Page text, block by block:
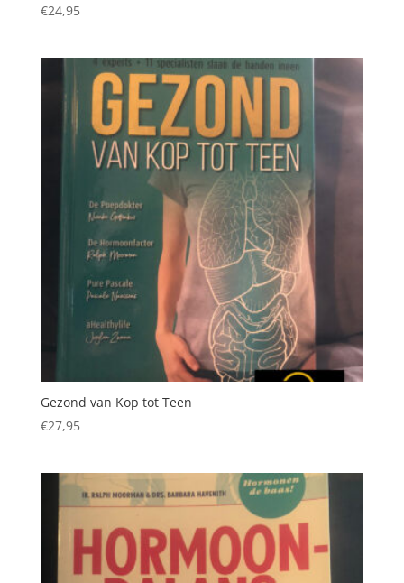
€24,95
Gezond van Kop tot Teen
€27,95